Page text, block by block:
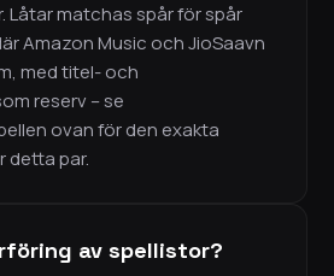
Låtar matchas spår för spår
Amazon Music och JioSaavn
med titel- och
reserv – se
ovan för den exakta
detta par.
av spellistor?